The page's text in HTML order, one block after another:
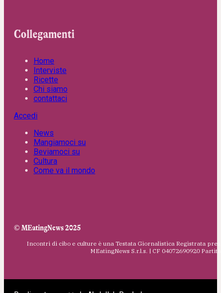
Collegamenti
Home
Interviste
Ricette
Chi siamo
contattaci
Accedi
News
Mangiamoci su
Beviamoci su
Cultura
Come va il mondo
© MEatingNews 2025
Incontri di cibo e culture è una Testata Giornalistica Registrata
MEatingNews S.r.l.s. | CF 04072690920